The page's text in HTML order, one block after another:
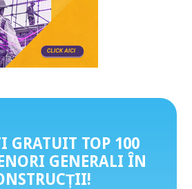
GRATUIT TOP 100
GENERALI ÎN
!